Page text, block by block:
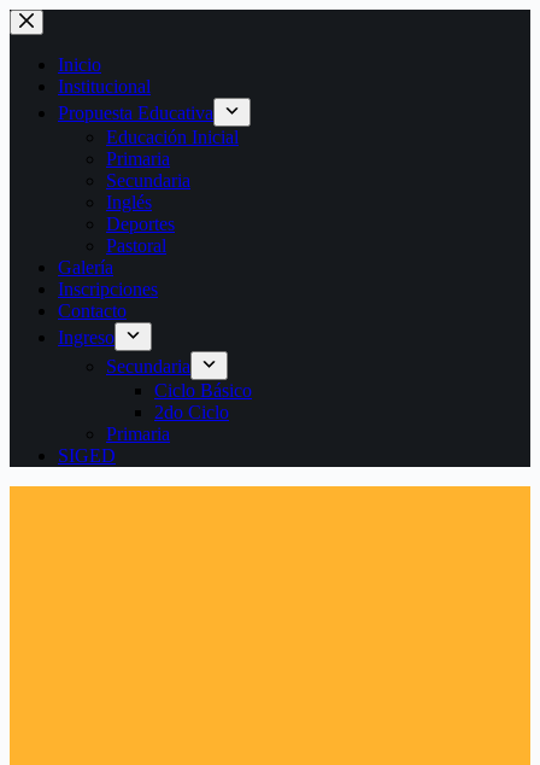
Saltar
al
contenido
Inicio
Institucional
Propuesta Educativa
Educación Inicial
Primaria
Secundaria
Inglés
Deportes
Pastoral
Galería
Inscripciones
Contacto
Ingreso
Secundaria
Ciclo Básico
2do Ciclo
Primaria
SIGED